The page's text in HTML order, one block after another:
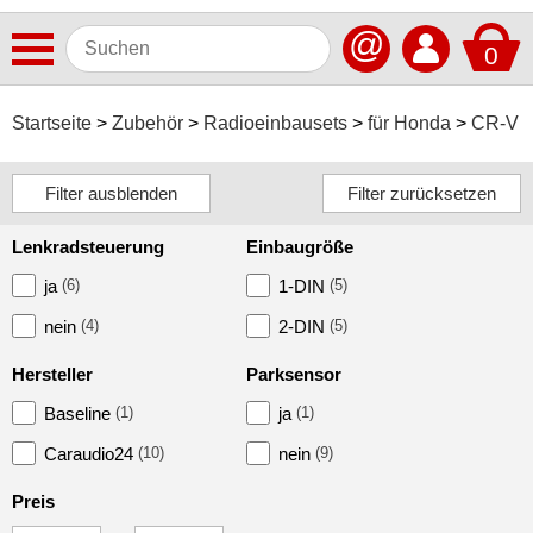
0
@
Startseite Zubehör Radioeinbausets für Honda CR-V
Autoradios
Dashcams
Elektromobilität
Freisprechanlagen
Navigationssoftware
Navigationssysteme
Lenkradsteuerung
ja (6)
nein (4)
Einbaugröße
1-DIN (5)
2-DIN (5)
Hersteller
Baseline (1)
Caraudio24 (10)
Parksensor
ja (1)
nein (9)
Preis